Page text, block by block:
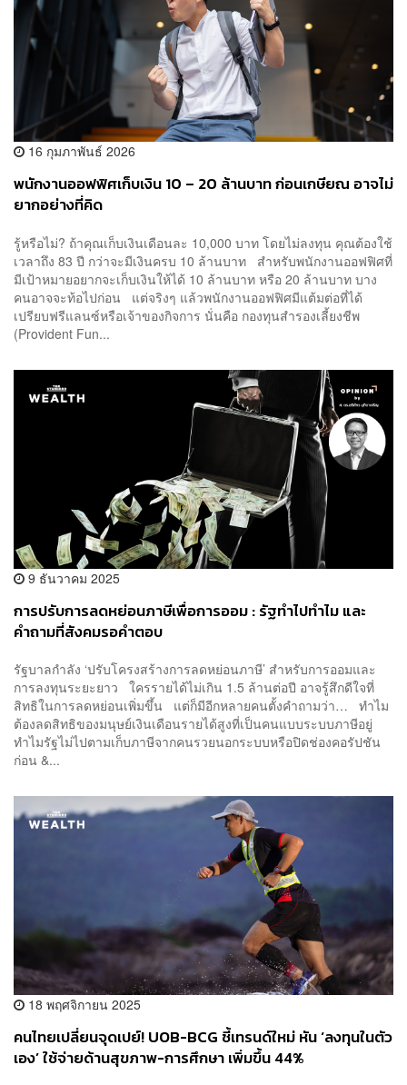
16 กุมภาพันธ์ 2026
พนักงานออฟฟิศเก็บเงิน 10 – 20 ล้านบาท ก่อนเกษียณ อาจไม่
ยากอย่างที่คิด
รู้หรือไม่? ถ้าคุณเก็บเงินเดือนละ 10,000 บาท โดยไม่ลงทุน คุณต้องใช้
เวลาถึง 83 ปี กว่าจะมีเงินครบ 10 ล้านบาท สำหรับพนักงานออฟฟิศที่
มีเป้าหมายอยากจะเก็บเงินให้ได้ 10 ล้านบาท หรือ 20 ล้านบาท บาง
คนอาจจะท้อไปก่อน แต่จริงๆ แล้วพนักงานออฟฟิศมีแต้มต่อที่ได้
เปรียบฟรีแลนซ์หรือเจ้าของกิจการ นั่นคือ กองทุนสำรองเลี้ยงชีพ
(Provident Fun...
9 ธันวาคม 2025
การปรับการลดหย่อนภาษีเพื่อการออม : รัฐทำไปทำไม และ
คำถามที่สังคมรอคำตอบ
รัฐบาลกำลัง ‘ปรับโครงสร้างการลดหย่อนภาษี’ สำหรับการออมและ
การลงทุนระยะยาว ใครรายได้ไม่เกิน 1.5 ล้านต่อปี อาจรู้สึกดีใจที่
สิทธิในการลดหย่อนเพิ่มขึ้น แต่ก็มีอีกหลายคนตั้งคำถามว่า… ทำไม
ต้องลดสิทธิของมนุษย์เงินเดือนรายได้สูงที่เป็นคนแบบระบบภาษีอยู่
ทำไมรัฐไม่ไปตามเก็บภาษีจากคนรวยนอกระบบหรือปิดช่องคอรัปชัน
ก่อน &...
18 พฤศจิกายน 2025
คนไทยเปลี่ยนจุดเปย์! UOB-BCG ชี้เทรนด์ใหม่ หัน ‘ลงทุนในตัว
เอง’ ใช้จ่ายด้านสุขภาพ-การศึกษา เพิ่มขึ้น 44%